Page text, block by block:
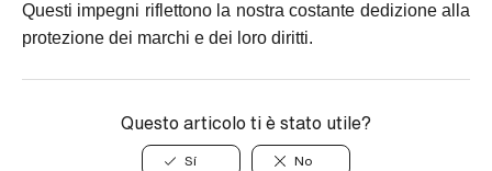
Questi impegni riflettono la nostra costante dedizione alla
protezione dei marchi e dei loro diritti.
Questo articolo ti è stato utile?
Sí No